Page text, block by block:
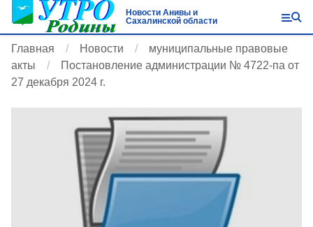
Новости Анивы и
Сахалинской области
Главная Новости
муниципальные правовые
акты
Постановление администрации № 4722-па от
27 декабря 2024 г.